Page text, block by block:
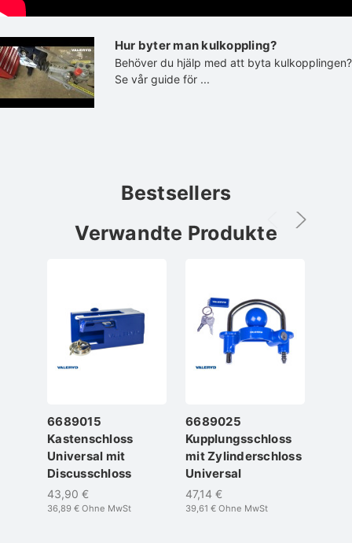
Hur byter man kulkoppling?
Behöver du hjälp med att byta kulkopplingen?
Se vår guide för ...
Bestsellers
Verwandte Produkte
6689015
Kastenschloss
Universal mit
Discusschloss
43,90 €
36,89 € Ohne MwSt
6689025
Kupplungsschloss
mit Zylinderschloss
Universal
47,14 €
39,61 € Ohne MwSt